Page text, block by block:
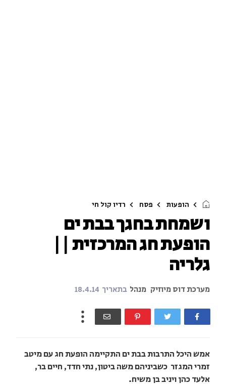
הופעות פסח רדיו קול חי
ושמחת בחגך בבת ים
הופעת חג המרכזית ||
גלריה
מערכת דוס מיוזיק מנהל בתאריך 18.4.14
אמש היכל התרבות בבת ים התקיימה הופעת חג עם מיטב
זמרי המגזר כשביניהם משה ביטון, נתי חדד, חיים בר,
אלעד כהן ויניב בן משיח.